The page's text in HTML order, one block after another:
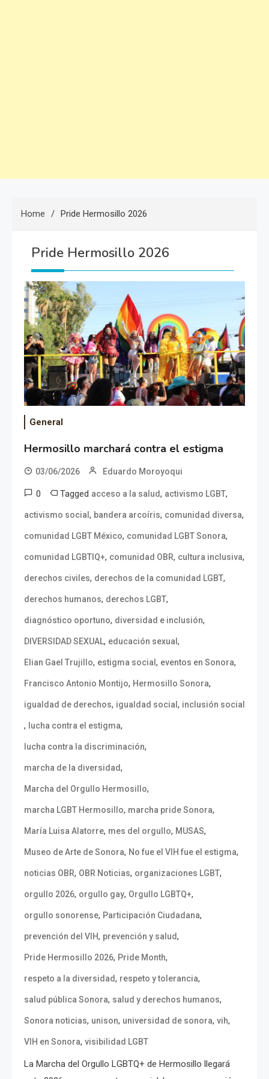
Home Pride Hermosillo 2026
Pride Hermosillo 2026
General
Hermosillo marchará contra el estigma
03/06/2026 Eduardo Moroyoqui
0 Tagged acceso a la salud, activismo LGBT,
activismo social , bandera arcoíris, comunidad diversa,
comunidad LGBT México, comunidad LGBT Sonora,
comunidad LGBTIQ+, comunidad OBR, cultura inclusiva,
derechos civiles, derechos de la comunidad LGBT,
derechos humanos, derechos LGBT,
diagnóstico oportuno, diversidad e inclusión,
DIVERSIDAD SEXUAL, educación sexual ,
Elian Gael Trujillo, estigma social , eventos en Sonora,
Francisco Antonio Montijo, Hermosillo Sonora,
igualdad de derechos, igualdad social , inclusión social
, lucha contra el estigma,
lucha contra la discriminación,
marcha de la diversidad,
Marcha del Orgullo Hermosillo,
marcha LGBT Hermosillo, marcha pride Sonora,
María Luisa Alatorre, mes del orgullo, MUSAS,
Museo de Arte de Sonora, No fue el VIH fue el estigma,
noticias OBR, OBR Noticias, organizaciones LGBT,
orgullo 2026, orgullo gay, Orgullo LGBTQ+,
orgullo sonorense, Participación Ciudadana,
prevención del VIH, prevención y salud,
Pride Hermosillo 2026, Pride Month,
respeto a la diversidad, respeto y tolerancia,
salud pública Sonora, salud y derechos humanos,
Sonora noticias, unison, universidad de sonora, vih,
VIH en Sonora, visibilidad LGBT
La Marcha del Orgullo LGBTQ+ de Hermosillo llegará